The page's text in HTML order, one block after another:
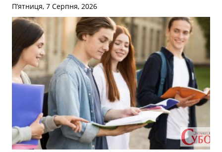
П’ятниця, 7 Серпня, 2026